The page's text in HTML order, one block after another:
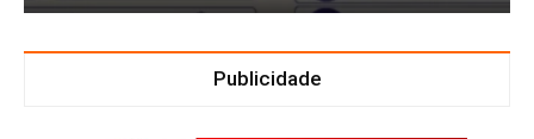
Publicidade